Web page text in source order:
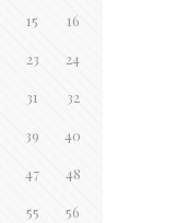
15 16
23 24
31 32
39 40
47 48
55 56